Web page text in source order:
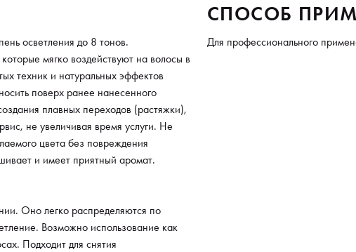
осветления до 8 тонов.
мягко воздействуют на волосы в
техник и натуральных эффектов
поверх ранее нанесенного
плавных переходов (растяжки),
не увеличивая время услуги. Не
цвета без повреждения
и имеет приятный аромат.
Оно легко распределяются по
Возможно использование как
Подходит для снятия
СПОСОБ
Для профессионального